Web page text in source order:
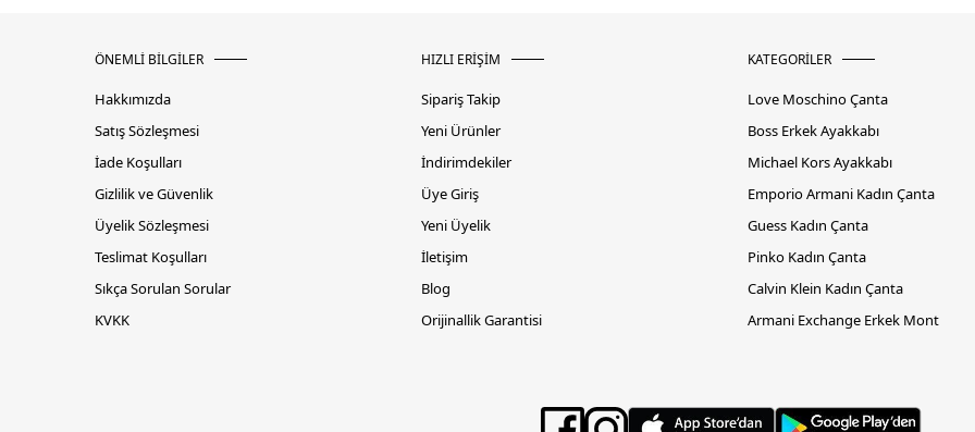
ÖNEMLİ BİLGİLER
Hakkımızda
Satış Sözleşmesi
İade Koşulları
Gizlilik ve Güvenlik
Üyelik Sözleşmesi
Teslimat Koşulları
Sıkça Sorulan Sorular
KVKK
HIZLI ERİŞİM
Sipariş Takip
Yeni Ürünler
İndirimdekiler
Üye Giriş
Yeni Üyelik
İletişim
Blog
Orijinallik Garantisi
KATEGORİLER
Love Moschino Çanta
Boss Erkek Ayakkabı
Michael Kors Ayakkabı
Emporio Armani Kadın Çanta
Guess Kadın Çanta
Pinko Kadın Çanta
Calvin Klein Kadın Çanta
Armani Exchange Erkek Mont